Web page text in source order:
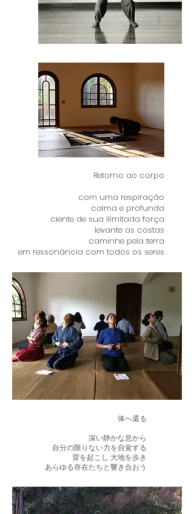
Retorno ao corpo
com uma respiração
calma e profunda
ciente de sua ilimitada força
levante as costas
caminhe pela terra
em ressonância com todos os seres
体へ還る
深い静かな息から
自分の限りない力を自覚する
背を起こし 大地を歩き
あらゆる存在たちと響き合おう